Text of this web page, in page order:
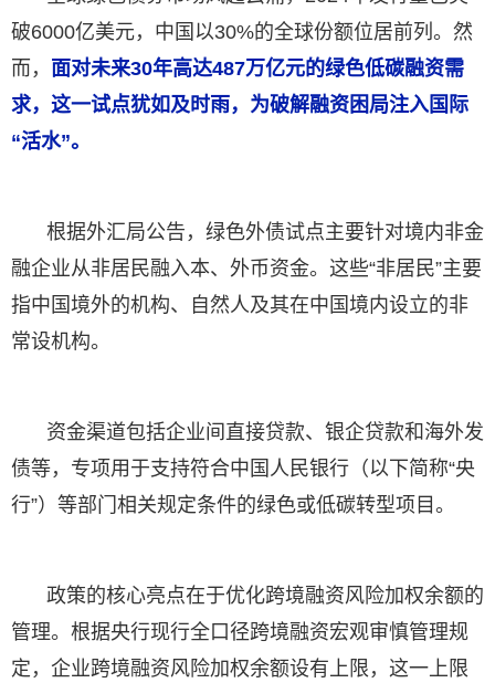
破6000亿美元，中国以30%的全球份额位居前列。然
而， 面对未来30年高达487万亿元的绿色低碳融资需
求，这一试点犹如及时雨，为破解融资困局注入国际
“活水”。
根据外汇局公告，绿色外债试点主要针对境内非金
融企业从非居民融入本、外币资金。这些“非居民”主要
指中国境外的机构、自然人及其在中国境内设立的非
常设机构。
资金渠道包括企业间直接贷款、银企贷款和海外发
债等，专项用于支持符合中国人民银行（以下简称“央
行”）等部门相关规定条件的绿色或低碳转型项目。
政策的核心亮点在于优化跨境融资风险加权余额的
管理。根据央行现行全口径跨境融资宏观审慎管理规
定，企业跨境融资风险加权余额设有上限，这一上限